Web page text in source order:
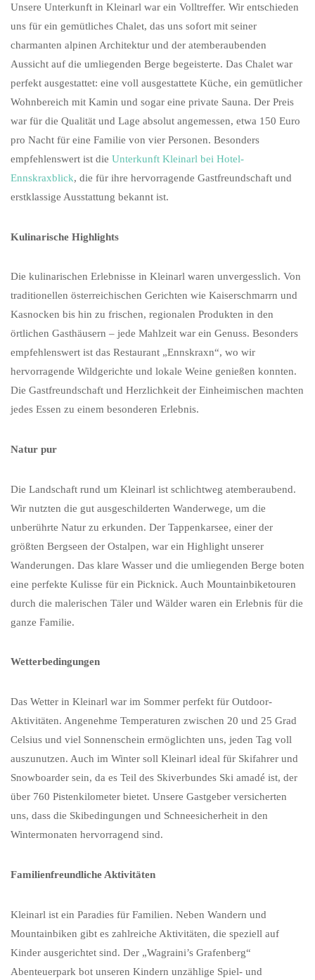
Unsere Unterkunft in Kleinarl war ein Volltreffer. Wir entschieden
uns für ein gemütliches Chalet, das uns sofort mit seiner
charmanten alpinen Architektur und der atemberaubenden
Aussicht auf die umliegenden Berge begeisterte. Das Chalet war
perfekt ausgestattet: eine voll ausgestattete Küche, ein gemütlicher
Wohnbereich mit Kamin und sogar eine private Sauna. Der Preis
war für die Qualität und Lage absolut angemessen, etwa 150 Euro
pro Nacht für eine Familie von vier Personen. Besonders
empfehlenswert ist die Unterkunft Kleinarl bei Hotel-
Ennskraxblick, die für ihre hervorragende Gastfreundschaft und
erstklassige Ausstattung bekannt ist.
Kulinarische Highlights
Die kulinarischen Erlebnisse in Kleinarl waren unvergesslich. Von
traditionellen österreichischen Gerichten wie Kaiserschmarrn und
Kasnocken bis hin zu frischen, regionalen Produkten in den
örtlichen Gasthäusern – jede Mahlzeit war ein Genuss. Besonders
empfehlenswert ist das Restaurant „Ennskraxn“, wo wir
hervorragende Wildgerichte und lokale Weine genießen konnten.
Die Gastfreundschaft und Herzlichkeit der Einheimischen machten
jedes Essen zu einem besonderen Erlebnis.
Natur pur
Die Landschaft rund um Kleinarl ist schlichtweg atemberaubend.
Wir nutzten die gut ausgeschilderten Wanderwege, um die
unberührte Natur zu erkunden. Der Tappenkarsee, einer der
größten Bergseen der Ostalpen, war ein Highlight unserer
Wanderungen. Das klare Wasser und die umliegenden Berge boten
eine perfekte Kulisse für ein Picknick. Auch Mountainbiketouren
durch die malerischen Täler und Wälder waren ein Erlebnis für die
ganze Familie.
Wetterbedingungen
Das Wetter in Kleinarl war im Sommer perfekt für Outdoor-
Aktivitäten. Angenehme Temperaturen zwischen 20 und 25 Grad
Celsius und viel Sonnenschein ermöglichten uns, jeden Tag voll
auszunutzen. Auch im Winter soll Kleinarl ideal für Skifahrer und
Snowboarder sein, da es Teil des Skiverbundes Ski amadé ist, der
über 760 Pistenkilometer bietet. Unsere Gastgeber versicherten
uns, dass die Skibedingungen und Schneesicherheit in den
Wintermonaten hervorragend sind.
Familienfreundliche Aktivitäten
Kleinarl ist ein Paradies für Familien. Neben Wandern und
Mountainbiken gibt es zahlreiche Aktivitäten, die speziell auf
Kinder ausgerichtet sind. Der „Wagraini’s Grafenberg“
Abenteuerpark bot unseren Kindern unzählige Spiel- und